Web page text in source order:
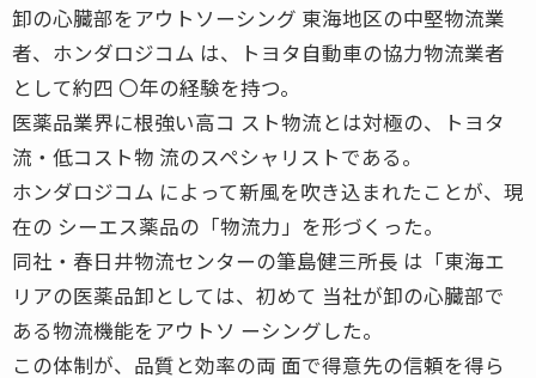
卸の心臓部をアウトソーシング 東海地区の中堅物流業
者、ホンダロジコム は、トヨタ自動車の協力物流業者
として約四 〇年の経験を持つ。
医薬品業界に根強い高コ スト物流とは対極の、トヨタ
流・低コスト物 流のスペシャリストである。
ホンダロジコム によって新風を吹き込まれたことが、現
在の シーエス薬品の「物流力」を形づくった。
同社・春日井物流センターの筆島健三所長 は「東海エ
リアの医薬品卸としては、初めて 当社が卸の心臓部で
ある物流機能をアウトソ ーシングした。
この体制が、品質と効率の両 面で得意先の信頼を得ら